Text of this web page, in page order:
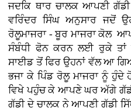
ਜਦਕਿ ਥਾਰ ਚਾਲਕ ਆਪਣੀ
ਵਰਿੰਦਰ ਸਿੰਘ ਅਨੁਸਾਰ ਜਦੋਂ
ਰੋਲੂਮਾਜਰਾ - ਬੂਰ ਮਾਜਰਾ ਕੋਲ
ਸੰਬੰਧੀ ਫੋਨ ਕਰਨ ਲਈ ਰੁਕੇ ਤਾਂ
ਸਾਈਡ ਤੋਂ ਫਿਰ ਉਹਨਾਂ ਵੱਲ ਆ
ਭਜਾ ਕੇ ਪਿੰਡ ਰੋਲੂ ਮਾਜਰਾ ਨੂੰ
ਵਿਖੇ ਪਹੁੰਚ ਕੇ ਆਪਣੇ ਘਰ ਅੱਗੇ
ਗੱਡੀ ਦੇ ਚਾਲਕ ਨੇ ਆਪਣੀ ਗੱਡੀ